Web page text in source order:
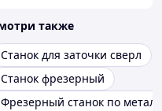
также
Станок для заточки сверл
Станок фрезерный
Фрезерный станок по